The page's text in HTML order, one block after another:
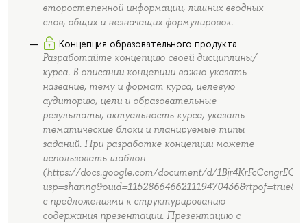
второстепенной информации, лишних вводных
слов, общих и незначащих формулировок.
Концепция образовательного продукта
Разработайте концепцию своей дисциплины/
курса. В описании концепции важно указать
название, тему и формат курса, целевую
аудиторию, цели и образовательные
результаты, актуальность курса, указать
тематические блоки и планируемые типы
заданий. При разработке концепции можете
использовать шаблон
(https://docs.google.com/document/d/
с предложениями к структурированию
содержания презентации. Презентацию с